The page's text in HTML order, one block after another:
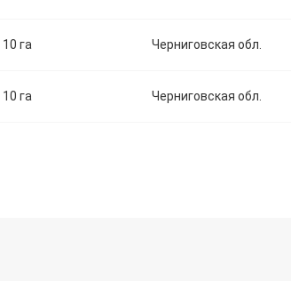
10 га Черниговская обл.
10 га Черниговская обл.